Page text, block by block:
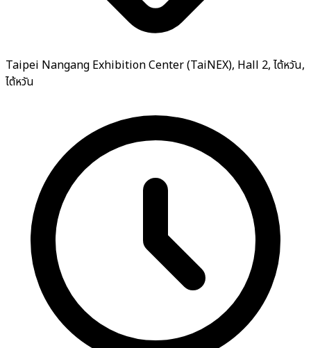
Taipei Nangang Exhibition Center (TaiNEX), Hall 2, ไต้หวัน,
ไต้หวัน